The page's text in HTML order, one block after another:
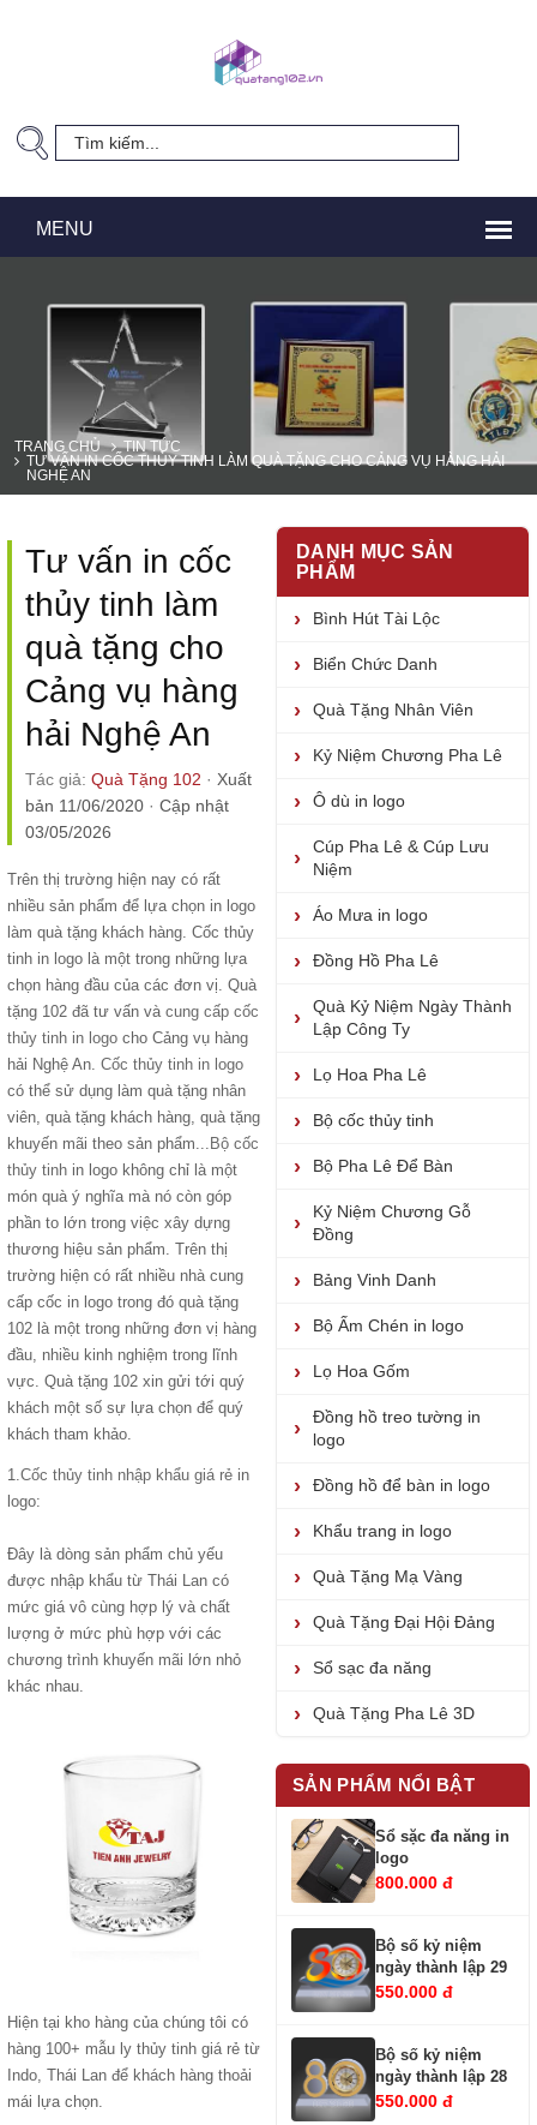
TRANG CHỦ
TIN TỨC
TƯ VẤN IN CỐC THỦY TINH LÀM QUÀ TẶNG CHO CẢNG VỤ HÀNG HẢI
NGHỆ AN
Tư vấn in cốc
thủy tinh làm
quà tặng cho
Cảng vụ hàng
hải Nghệ An
Tác giả: Quà Tặng 102 · Xuất
bản 11/06/2020 · Cập nhật
03/05/2026
Trên thị trường hiện nay có rất
nhiều sản phẩm để lựa chọn in logo
làm quà tặng khách hàng. Cốc thủy
tinh in logo là một trong những lựa
chọn hàng đầu của các đơn vị. Quà
tặng 102 đã tư vấn và cung cấp cốc
thủy tinh in logo cho Cảng vụ hàng
hải Nghệ An. Cốc thủy tinh in logo
có thể sử dụng làm quà tặng nhân
viên, quà tặng khách hàng, quà tặng
khuyến mãi theo sản phẩm... Bộ cốc
thủy tinh in logo không chỉ là một
món quà ý nghĩa mà nó còn góp
phần to lớn trong việc xây dựng
thương hiệu sản phẩm. Trên thị
trường hiện có rất nhiều nhà cung
cấp cốc in logo trong đó quà tặng
102 là một trong những đơn vị hàng
đầu, nhiều kinh nghiệm trong lĩnh
vực. Quà tặng 102 xin gửi tới quý
khách một số sự lựa chọn để quý
khách tham khảo.
1.Cốc thủy tinh nhập khẩu giá rẻ in
logo:
Đây là dòng sản phẩm chủ yếu
được nhập khẩu từ Thái Lan có
mức giá vô cùng hợp lý và chất
lượng ở mức phù hợp với các
chương trình khuyến mãi lớn nhỏ
khác nhau.
Hiện tại kho hàng của chúng tôi có
hàng 100+ mẫu ly thủy tinh giá rẻ từ
Indo, Thái Lan để khách hàng thoải
mái lựa chọn.
DANH MỤC SẢN
PHẨM
Bình Hút Tài Lộc
Biển Chức Danh
Quà Tặng Nhân Viên
Kỷ Niệm Chương Pha Lê
Ô dù in logo
Cúp Pha Lê & Cúp Lưu
Niệm
Áo Mưa in logo
Đồng Hồ Pha Lê
Quà Kỷ Niệm Ngày Thành
Lập Công Ty
Lọ Hoa Pha Lê
Bộ cốc thủy tinh
Bộ Pha Lê Để Bàn
Kỷ Niệm Chương Gỗ
Đồng
Bảng Vinh Danh
Bộ Ấm Chén in logo
Lọ Hoa Gốm
Đồng hồ treo tường in
logo
Đồng hồ để bàn in logo
Khẩu trang in logo
Quà Tặng Mạ Vàng
Quà Tặng Đại Hội Đảng
Sổ sạc đa năng
Quà Tặng Pha Lê 3D
SẢN PHẨM NỔI BẬT
Sổ sặc đa năng in
logo
800.000 đ
Bộ số kỷ niệm
ngày thành lập 29
550.000 đ
Bộ số kỷ niệm
ngày thành lập 28
550.000 đ